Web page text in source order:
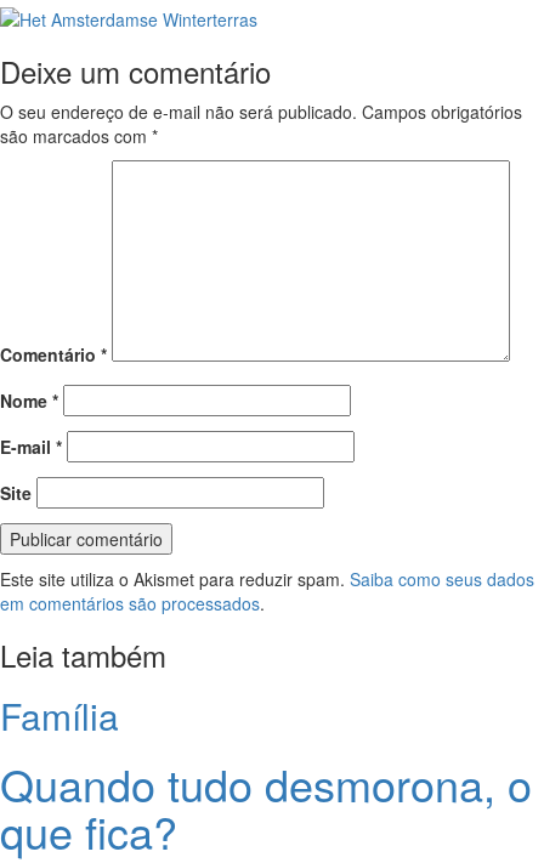
Deixe um comentário
O seu endereço de e-mail não será publicado. Campos obrigatórios
são marcados com *
Comentário *
Nome *
E-mail *
Site
Este site utiliza o Akismet para reduzir spam. Saiba como seus dados
em comentários são processados.
Leia também
Família
Quando tudo desmorona, o
que fica?